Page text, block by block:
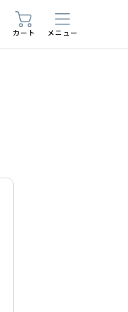
カート メニュー